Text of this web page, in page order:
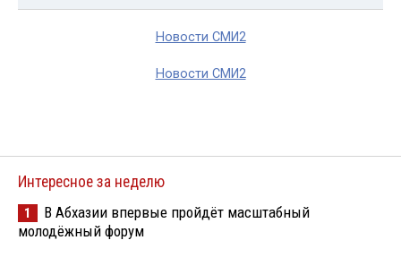
Новости СМИ2
Новости СМИ2
Интересное за неделю
1
В Абхазии впервые пройдёт масштабный
молодёжный форум